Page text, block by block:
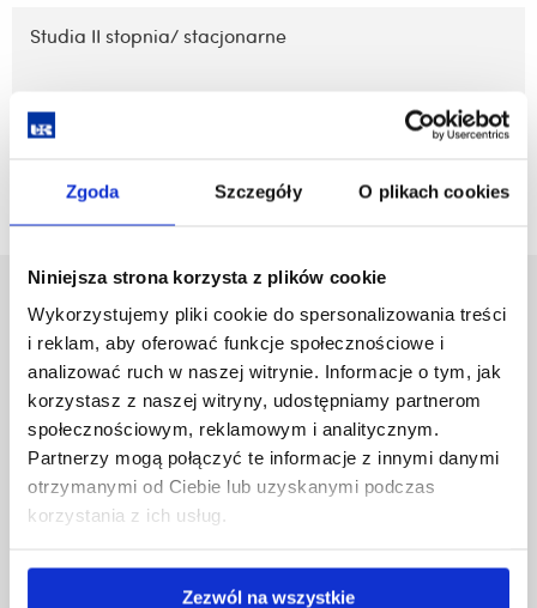
Zgoda Szczegóły O plikach cookies
Niniejsza strona korzysta z plików cookie
Wykorzystujemy pliki cookie do spersonalizowania treści
i reklam, aby oferować funkcje społecznościowe i
analizować ruch w naszej witrynie. Informacje o tym, jak
korzystasz z naszej witryny, udostępniamy partnerom
społecznościowym, reklamowym i analitycznym.
Partnerzy mogą połączyć te informacje z innymi danymi
otrzymanymi od Ciebie lub uzyskanymi podczas
korzystania z ich usług.
Zezwól na wszystkie
Studia II stopnia/ stacjonarne
Uniwersytet Rzeszowski
Al. Tadeusza Rejtana 16C
35-959 Rzeszów
Pomiń
nawigację
przejdź
do
Polityka prywatności
Mapa serwisu
Wydawnictwo
Covid info